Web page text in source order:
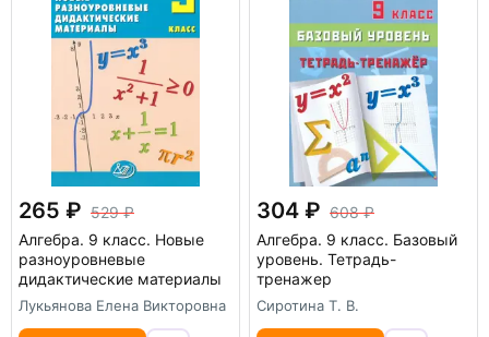
265
529
Алгебра. 9 класс. Новые
разноуровневые
дидактические материалы
Лукьянова Елена Викторовна
304
608
Алгебра. 9 класс. Базовый
уровень. Тетрадь-
тренажер
Сиротина Т. В.